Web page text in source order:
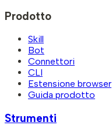
Prodotto
Skill
Bot
Connettori
CLI
Estensione browser
Guida prodotto
Strumenti